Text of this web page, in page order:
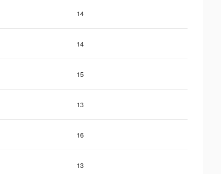
14
14
15
13
16
13